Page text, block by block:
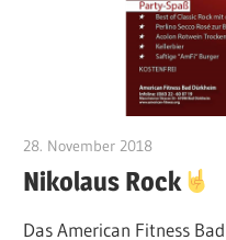
28. November 2018
Nikolaus Rock
Das American Fitness